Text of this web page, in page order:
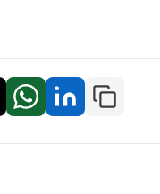
TwitterWhatsAppLinkedInCopiar